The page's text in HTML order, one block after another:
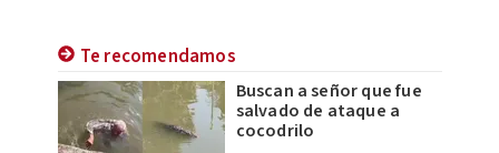
Te recomendamos
Buscan a señor que fue
salvado de ataque a
cocodrilo